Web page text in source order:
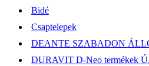
Bidé
Csaptelepek
DEANTE SZABADON
DURAVIT D-Neo termékek